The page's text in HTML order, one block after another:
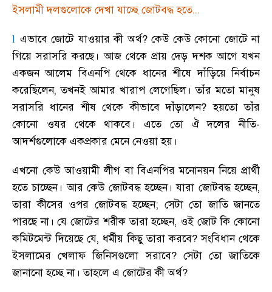
ইসলামী দলগুলোকে দেখা যাচ্ছে জোটবদ্ধ হতে...
l এভাবে জোটে যাওয়ার কী অর্থ?কেউ কেউ কোনো জোটে না
গিয়ে সরাসরি করছে। আজ থেকে প্রায় দেড় দশক আগে যখন
একজন আলেম বিএনপি থেকে ধানের শীষে দাঁড়িয়ে নির্বাচন
করেছিলেন,তখনই আমার খারাপ লেগেছিল । তাঁর মতো মানুষ
সরাসরি ধানের শীষ থেকে কীভাবে দাঁড়ালেন?হয়তো তাঁর
কোনো ওযর থেকে থাকবে ।
এতে তো ঐ দলের নীতি-
আদর্শগুলোকে একপ্রকার মেনে নেওয়া হয় ।
এখনো কেউ আওয়ামী লীগ বা বিএনপির মনোনয়ন নিয়ে প্রার্থী
হতে চাচ্ছেন। আর কেউ জোটবদ্ধ হচ্ছেন। যারা জোটবদ্ধ হচ্ছেন,
তারা কীসের ওপর জোটবদ্ধ হচ্ছেন; সেটা তো জাতি জানতে
পারছে না। যে জোটের শরীক তারা হচ্ছেন, ওই জোট কি কোনো
কমিটমেন্ট দিয়েছে যে, ধর্মীয় কিছু তারা করবে?সংবিধান থেকে
ইসলামের খেলাফ জিনিসগুলো সরাবে? সেটা তো জাতিকে
জানানো হচ্ছে না । তাহলে এ জোটের কী অর্থ?